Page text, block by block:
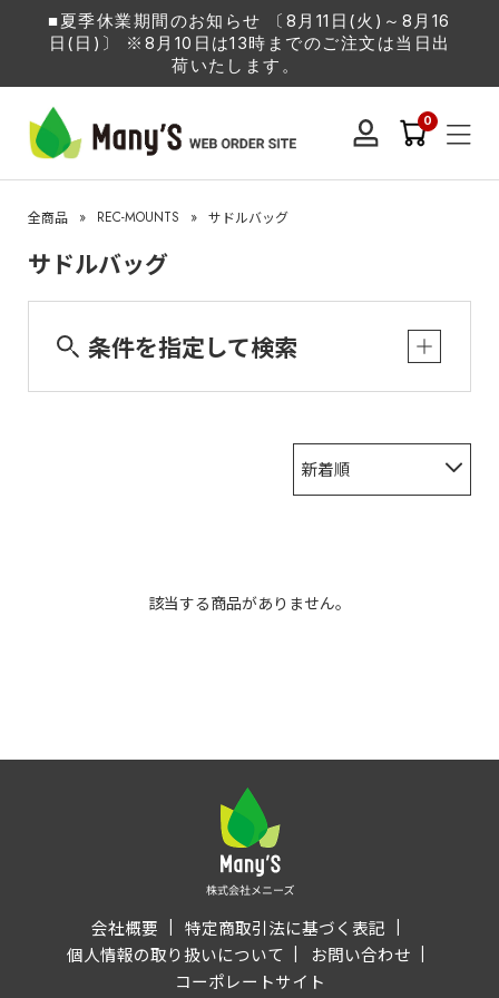
■夏季休業期間のお知らせ 〔8月11日(火)～8月16
日(日)〕 ※8月10日は13時までのご注文は当日出
荷いたします。
0
全商品 » REC-MOUNTS » サドルバッグ
サドルバッグ
条件を指定して検索
新着順
該当する商品がありません。
会社概要
特定商取引法に基づく表記
個人情報の取り扱いについて
お問い合わせ
コーポレートサイト